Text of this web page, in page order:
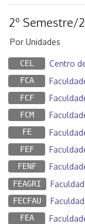
2º Semestre/
Por Unidades
CEL Centro
FCA
FCF
FCM
FE
FEF
FENF
FEAGRI
FECFAU
FEA